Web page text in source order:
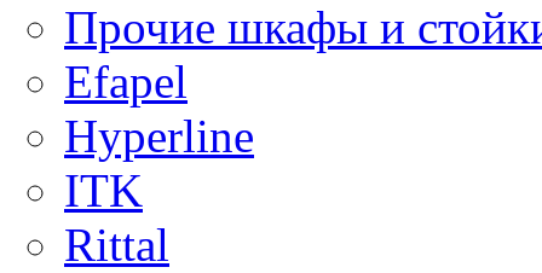
Прочие шкафы и
Efapel
Hyperline
ITK
Rittal